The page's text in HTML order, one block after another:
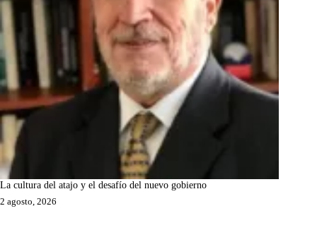
La cultura del atajo y el desafío del nuevo gobierno
2 agosto, 2026